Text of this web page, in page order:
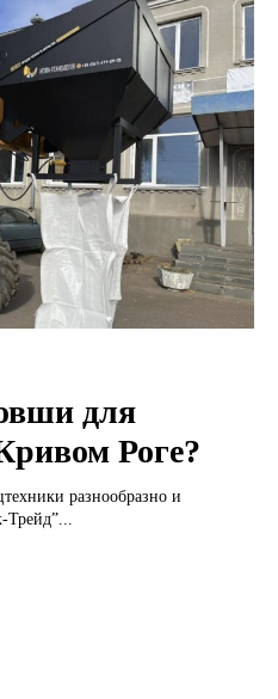
для
Роге?
разнообразно и